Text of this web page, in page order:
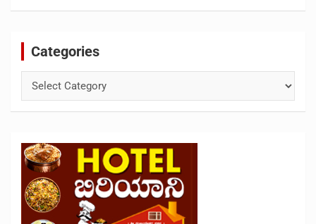
Categories